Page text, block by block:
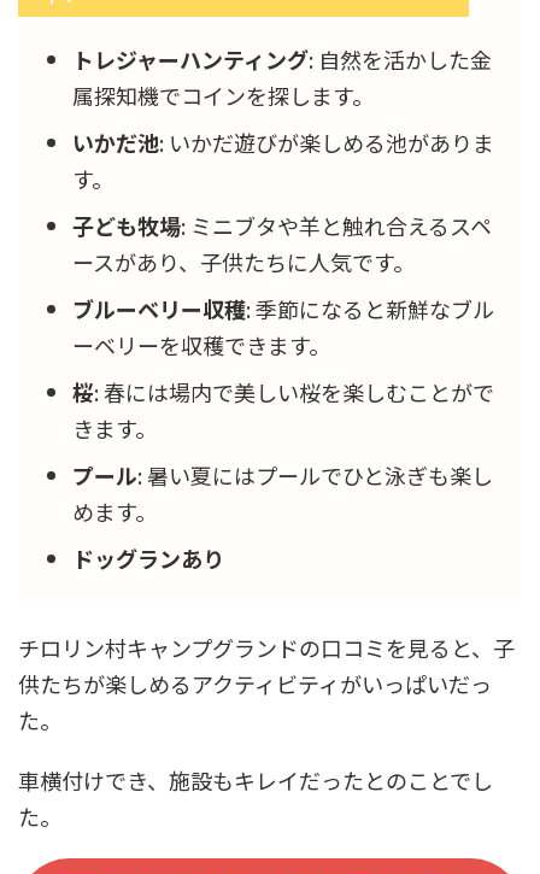
トレジャーハンティング: 自然を活かした金
属探知機でコインを探します。
いかだ池: いかだ遊びが楽しめる池がありま
す。
子ども牧場: ミニブタや羊と触れ合えるスペ
ースがあり、子供たちに人気です。
ブルーベリー収穫: 季節になると新鮮なブル
ーベリーを収穫できます。
桜: 春には場内で美しい桜を楽しむことがで
きます。
プール: 暑い夏にはプールでひと泳ぎも楽し
めます。
ドッグランあり
チロリン村キャンプグランドの口コミを見ると、子
供たちが楽しめるアクティビティがいっぱいだっ
た。
車横付けでき、施設もキレイだったとのことでし
た。